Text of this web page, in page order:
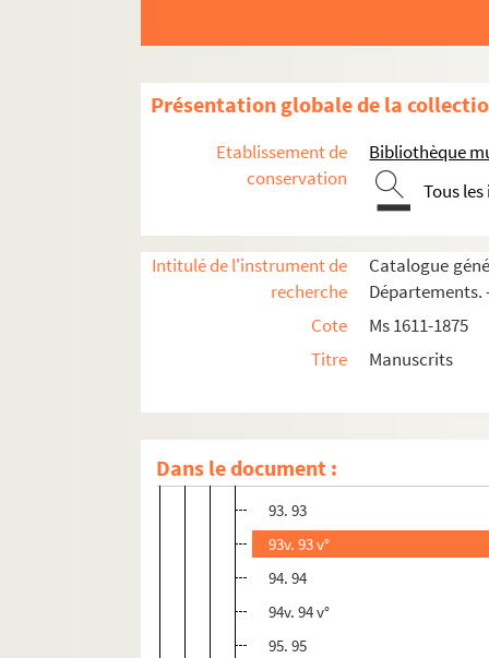
Présentation globale de la
Etablissement de
conservation
Bibliothèque
Tous
Intitulé de l'instrument de
recherche
Catalogue
Départements.
Cote
Ms 1611-1875
Titre
Manuscrits
Dans le document :
86v. 86 v°
87v. 87 v°
89. 89
92. 92
93. 93
93v. 93 v°
94. 94
94v. 94 v°
95. 95